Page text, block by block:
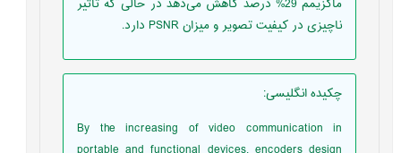
ماکزیمم 29% درصد کاهش می‌دهد در حالی که تاثیر
ناچیزی در کیفیت تصویر و میزان PSNR دارد.
چکیده انگلیسی:
By the increasing of video communication in